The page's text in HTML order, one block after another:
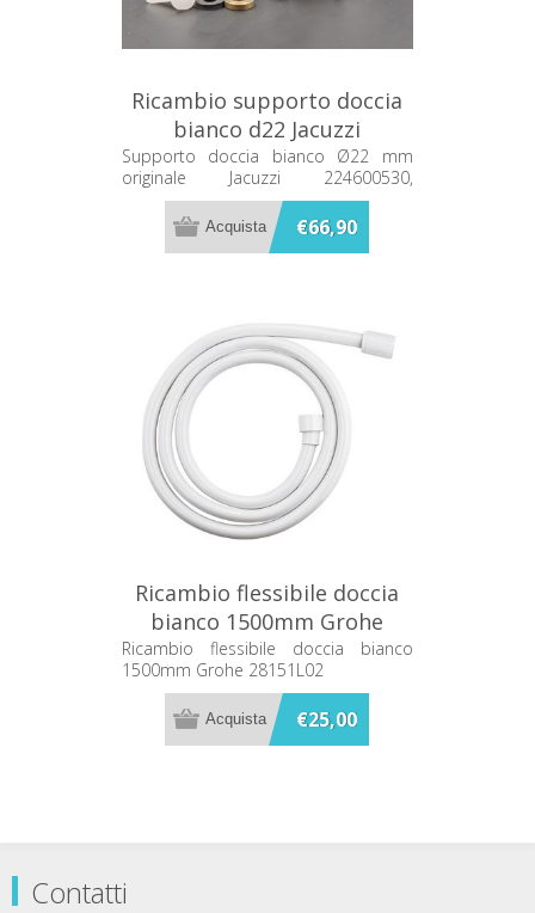
Ricambio supporto doccia
bianco d22 Jacuzzi
224600530
Supporto doccia bianco Ø22 mm
originale Jacuzzi 224600530,
compatibile con saliscendi e kit
doccia. Facile installazione e aggancio
€66,90
Ricambio flessibile doccia
bianco 1500mm Grohe
28151L02
Ricambio flessibile doccia bianco
1500mm Grohe 28151L02
€25,00
Contatti